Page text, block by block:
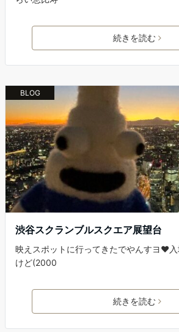
続きを読む
BLOG
渋谷スクランブルスクエア展望台
映えスポットに行ってきたでやんすヨ❤️
けど(2000
続きを読む